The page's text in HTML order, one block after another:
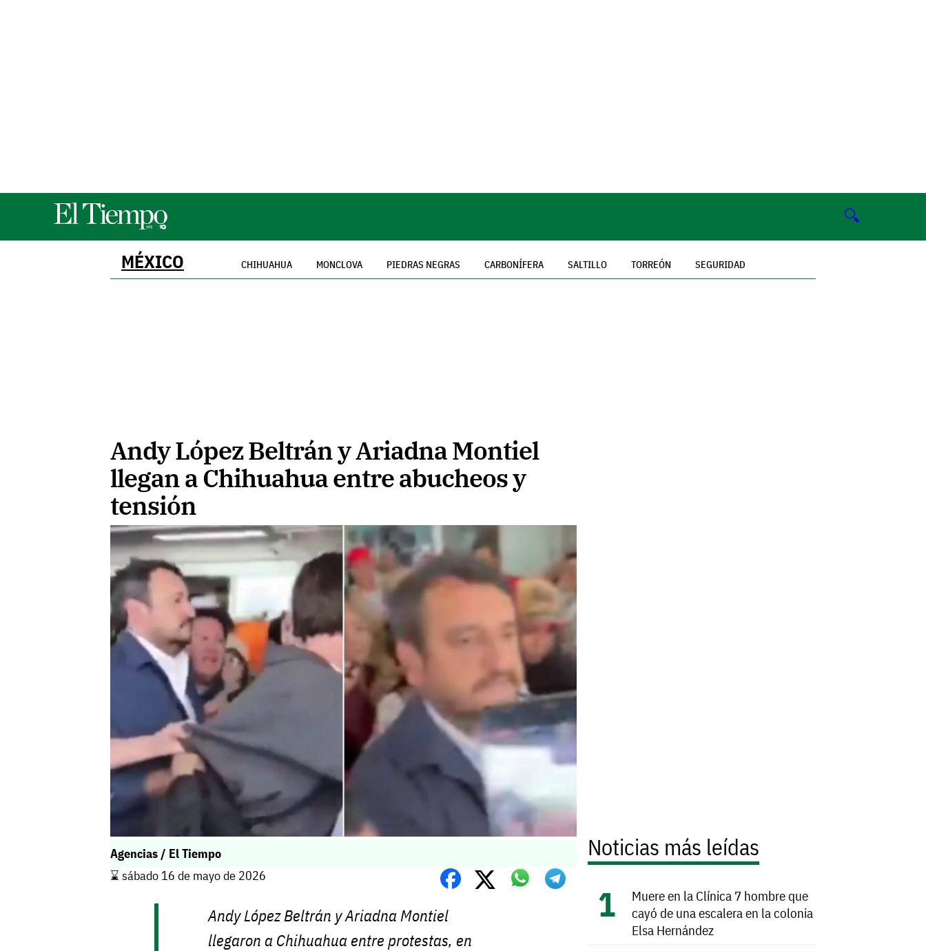
🔍
MÉXICO CHIHUAHUA MONCLOVA PIEDRAS NEGRAS CARBONÍFERA SALTILLO TORREÓN SEGURIDAD
Andy López Beltrán y Ariadna Montiel
llegan a Chihuahua entre abucheos y
tensión
Agencias / El Tiempo
⌛️ sábado 16 de mayo de 2026
Andy López Beltrán y Ariadna Montiel
llegaron a Chihuahua entre protestas, en
Noticias más leídas
Muere en la Clínica 7 hombre que
cayó de una escalera en la colonia
Elsa Hernández